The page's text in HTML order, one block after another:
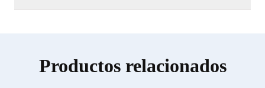
Productos relacionados